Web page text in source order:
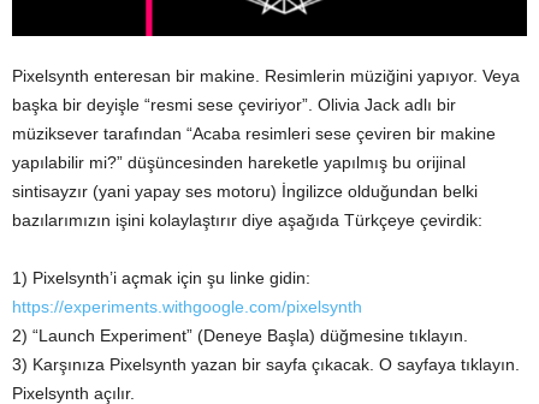
Pixelsynth enteresan bir makine. Resimlerin müziğini yapıyor. Veya
başka bir deyişle “resmi sese çeviriyor”. Olivia Jack adlı bir
müziksever tarafından “Acaba resimleri sese çeviren bir makine
yapılabilir mi?” düşüncesinden hareketle yapılmış bu orijinal
sintisayzır (yani yapay ses motoru) İngilizce olduğundan belki
bazılarımızın işini kolaylaştırır diye aşağıda Türkçeye çevirdik:
1) Pixelsynth’i açmak için şu linke gidin:
https://experiments.withgoogle.com/pixelsynth
2) “Launch Experiment” (Deneye Başla) düğmesine tıklayın.
3) Karşınıza Pixelsynth yazan bir sayfa çıkacak. O sayfaya tıklayın.
Pixelsynth açılır.